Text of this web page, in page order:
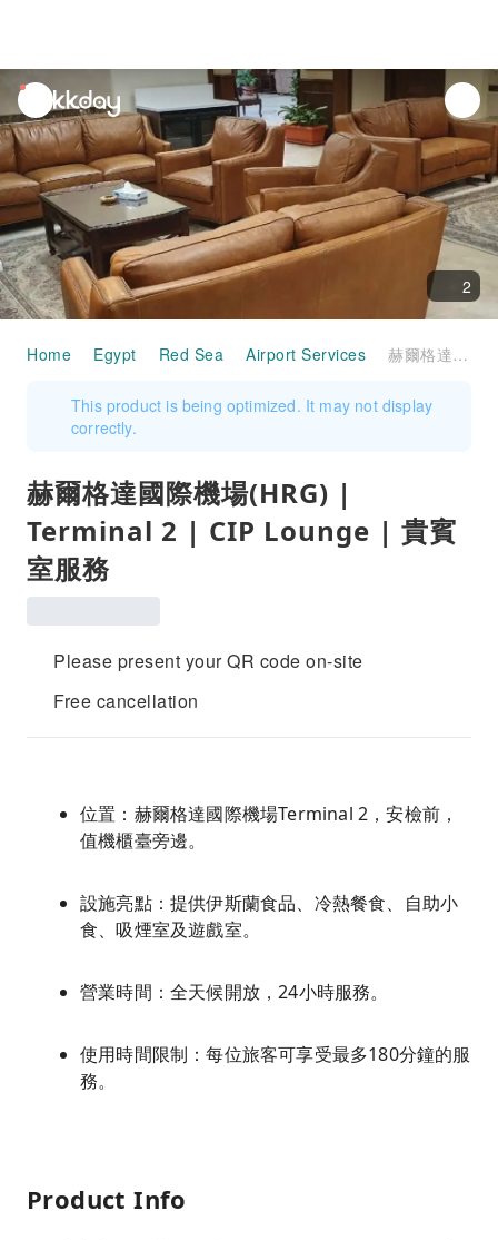
unread
notifications
2
Home Egypt Red Sea Airport Services 赫爾格達國際機場(HRG) | Terminal 2 | CIP Lounge | 貴賓室服務
This product is being optimized. It may not display
correctly.
赫爾格達國際機場(HRG) |
Terminal 2 | CIP Lounge | 貴賓
室服務
Please present your QR code on-site
Free cancellation
位置：赫爾格達國際機場Terminal 2，安檢前，
值機櫃臺旁邊。
設施亮點：提供伊斯蘭食品、冷熱餐食、自助小
食、吸煙室及遊戲室。
營業時間：全天候開放，24小時服務。
使用時間限制：每位旅客可享受最多180分鐘的服
務。
Product Info